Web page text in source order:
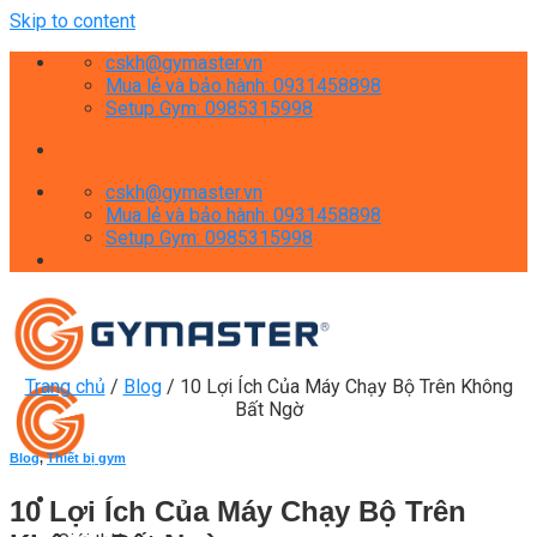
Skip to content
cskh@gymaster.vn
Mua lẻ và bảo hành: 0931458898
Setup Gym: 0985315998
cskh@gymaster.vn
Mua lẻ và bảo hành: 0931458898
Setup Gym: 0985315998
Trang chủ / Blog / 10 Lợi Ích Của Máy Chạy Bộ Trên Không
Bất Ngờ
Blog,Thiết bị gym
10 Lợi Ích Của Máy Chạy Bộ Trên